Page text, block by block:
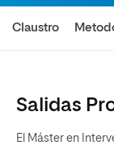
Claustro
Salidas
El Máster en